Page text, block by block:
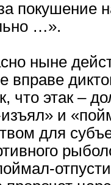
…».
ныне
вправе
что этак –
и
для